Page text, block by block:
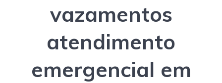
vazamentos
atendimento
emergencial em